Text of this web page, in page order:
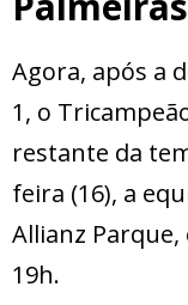
Agora, após a
1, o
restante da
feira (16), a
Allianz
19h.